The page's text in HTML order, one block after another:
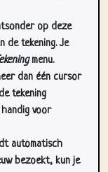
op deze
de tekening. Je
menu.
dan één cursor
tekening
voor
automatisch
bezoekt, kun je